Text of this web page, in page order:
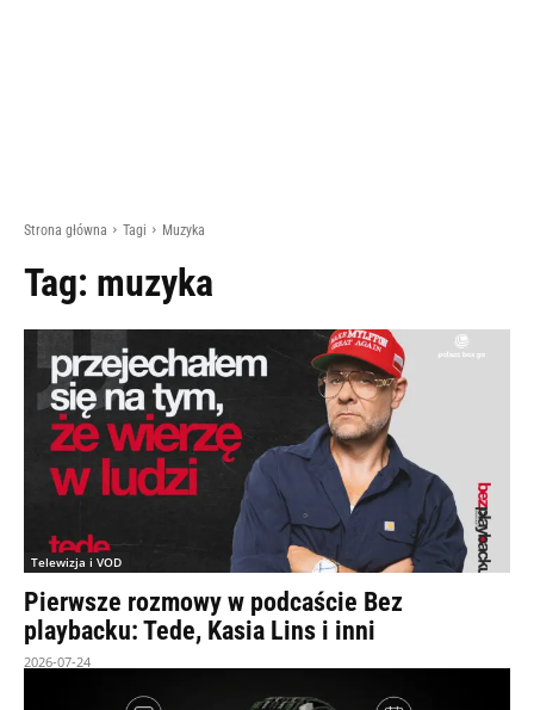
Strona główna Tagi Muzyka
Tag: muzyka
Telewizja i VOD
Pierwsze rozmowy w podcaście Bez
playbacku: Tede, Kasia Lins i inni
2026-07-24